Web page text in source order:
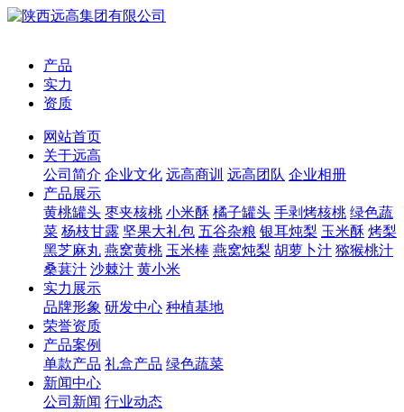
产品
实力
资质
网站首页
关于远高
公司简介 企业文化 远高商训 远高团队 企业相册
产品展示
黄桃罐头 枣夹核桃 小米酥 橘子罐头 手剥烤核桃 绿色蔬
菜 杨枝甘露 坚果大礼包 五谷杂粮 银耳炖梨 玉米酥 烤梨
黑芝麻丸 燕窝黄桃 玉米棒 燕窝炖梨 胡萝卜汁 猕猴桃汁
桑葚汁 沙棘汁 黄小米
实力展示
品牌形象 研发中心 种植基地
荣誉资质
产品案例
单款产品 礼盒产品 绿色蔬菜
新闻中心
公司新闻 行业动态